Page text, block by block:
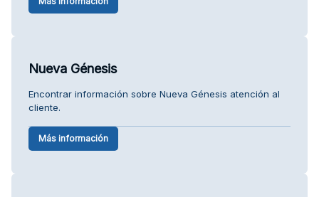
Nueva Génesis
Encontrar información sobre Nueva Génesis atención al
cliente.
Más información